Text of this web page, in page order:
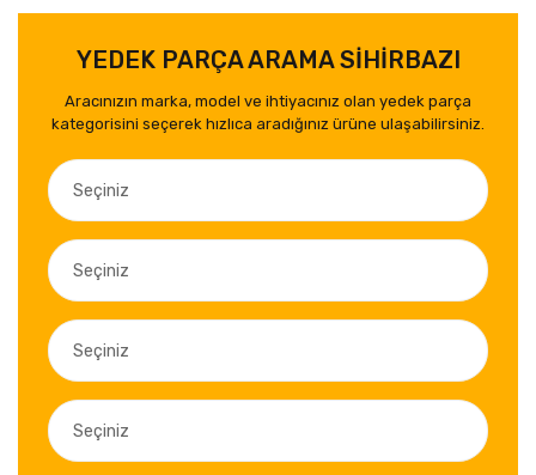
YEDEK PARÇA ARAMA SİHİRBAZI
Aracınızın marka, model ve ihtiyacınız olan yedek parça
kategorisini seçerek hızlıca aradığınız ürüne ulaşabilirsiniz.